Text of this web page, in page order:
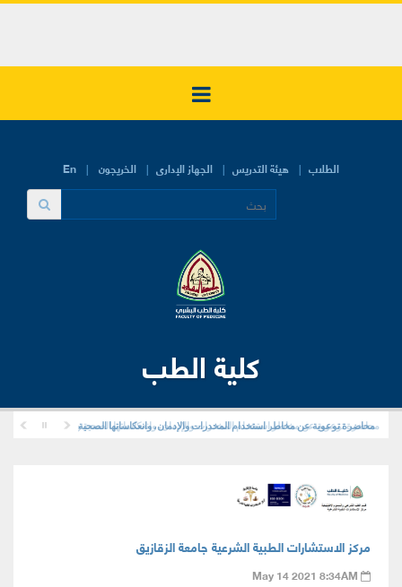
En الطلاب هيئة التدريس الجهاز الإدارى الخريجون
كلية الطب
محاضرة توعوية عن مخاطر استخدام المخدرات والإدمان، وانعكاساتها الصحية والنفسية والاجتماعية
محاضرة توعوية عن مخاطر استخدام المخدرات والإدمان، وانعكاساتها الصحية والنفسية
مركز الاستشارات الطبية الشرعية جامعة الزقازيق
May 14 2021 8:34AM